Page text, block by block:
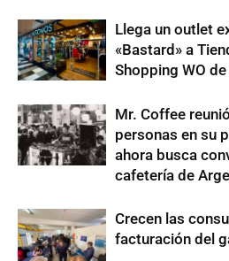
Llega un outlet
«Bastard» a
Shopping WO
Mr. Coffee
personas en su
ahora busca
cafetería de
Crecen las
facturación del